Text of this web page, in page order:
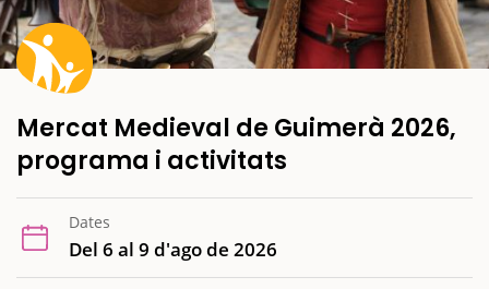
Mercat Medieval de Guimerà 2026,
programa i activitats
Dates
Del 6 al 9 d'ago de 2026